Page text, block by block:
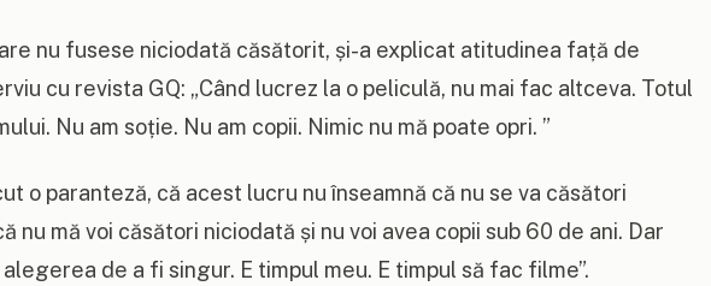
nu fusese niciodată căsătorit, și-a explicat atitudinea față de
cu revista GQ: „Când lucrez la o peliculă, nu mai fac altceva. Totul
Nu am soție. Nu am copii. Nimic nu mă poate opri. ”
o paranteză, că acest lucru nu înseamnă că nu se va căsători
nu mă voi căsători niciodată și nu voi avea copii sub 60 de ani. Dar
de a fi singur. E timpul meu. E timpul să fac filme”.